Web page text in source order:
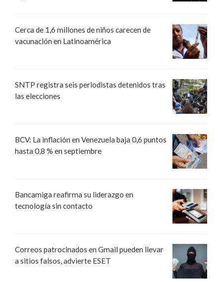
Cerca de 1,6 millones de niños carecen de
vacunación en Latinoamérica
SNTP registra seis periodistas detenidos tras
las elecciones
BCV: La inflación en Venezuela baja 0,6 puntos
hasta 0,8 % en septiembre
Bancamiga reafirma su liderazgo en
tecnología sin contacto
Correos patrocinados en Gmail pueden llevar
a sitios falsos, advierte ESET